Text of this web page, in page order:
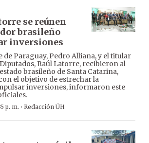
se reúnen
brasileño
inversiones
de Paraguay, Pedro Alliana, y el titular
Raúl Latorre, recibieron al
brasileño de Santa Catarina,
el objetivo de estrechar la
inversiones, informaron este
p. m. · Redacción ÚH